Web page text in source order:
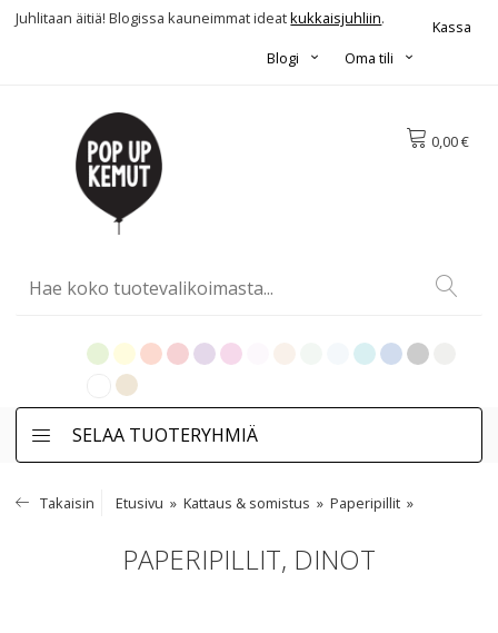
Juhlitaan äitiä! Blogissa kauneimmat ideatkukkaisjuhliin.
Kassa
Oma tili
Blogi
0,00 €
SELAA TUOTERYHMIÄ
Takaisin Etusivu Kattaus & somistus Paperipillit
PAPERIPILLIT, DINOT